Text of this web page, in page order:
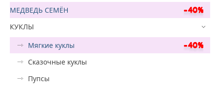
МЕДВЕДЬ СЕМЁН
КУКЛЫ
Мягкие куклы
Сказочные куклы
Пупсы